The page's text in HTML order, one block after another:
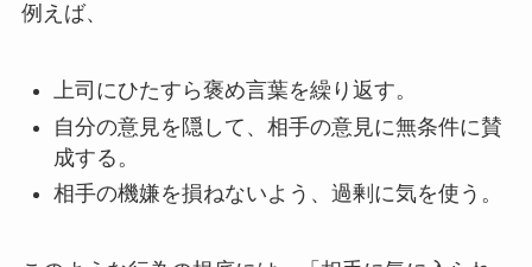
例えば、
上司にひたすら褒め言葉を繰り返す。
自分の意見を隠して、相手の意見に無条件に賛
成する。
相手の機嫌を損ねないよう、過剰に気を使う。